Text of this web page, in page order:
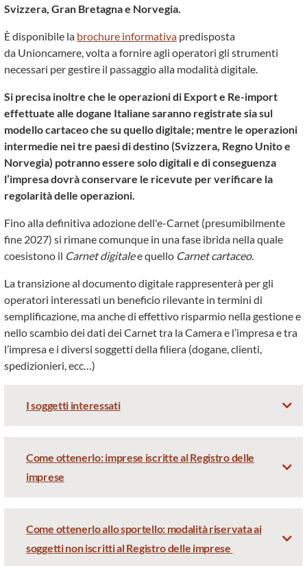
Svizzera, Gran Bretagna e Norvegia.
È disponibile la brochure informativa predisposta
da Unioncamere, volta a fornire agli operatori gli strumenti
necessari per gestire il passaggio alla modalità digitale.
Si precisa inoltre che le operazioni di Export e Re-import
effettuate alle dogane Italiane saranno registrate sia sul
modello cartaceo che su quello digitale; mentre le operazioni
intermedie nei tre paesi di destino (Svizzera, Regno Unito e
Norvegia) potranno essere solo digitali e di conseguenza
l’impresa dovrà conservare le ricevute per verificare la
regolarità delle operazioni.
Fino alla definitiva adozione dell'e-Carnet (presumibilmente
fine 2027) si rimane comunque in una fase ibrida nella quale
coesistono il Carnet digitalee quello Carnet cartaceo.
La transizione al documento digitale rappresenterà per gli
operatori interessati un beneficio rilevante in termini di
semplificazione, ma anche di effettivo risparmio nella gestione e
nello scambio dei dati dei Carnet tra la Camera e l’impresa e tra
l’impresa e i diversi soggetti della filiera (dogane, clienti,
spedizionieri, ecc…)
I soggetti interessati
Come ottenerlo: imprese iscritte al Registro delle
imprese
Come ottenerlo allo sportello: modalità riservata ai
soggetti non iscritti al Registro delle imprese